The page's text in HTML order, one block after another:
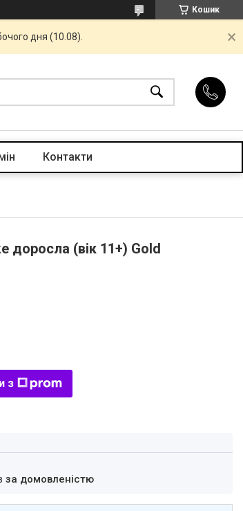
Кошик
дня (10.08).
Контакти
доросла (вік 11+) Gold
з
за домовленістю